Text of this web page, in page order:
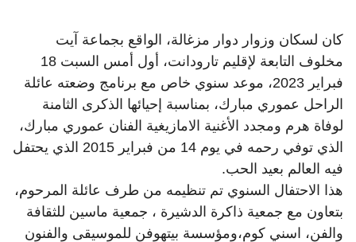
كان لسكان وزوار دوار مزغالة، الواقع بجماعة آيت
مخلوف التابعة لإقليم تارودانت، أول أمس السبت 18
فبراير 2023، موعد سنوي خاص مع برنامج وضعته عائلة
الراحل عموري مبارك، بمناسبة إحيائها الذكرى الثامنة
لوفاة هرم ومجدد الأغنية الامازيغية الفنان عموري مبارك،
الذي توفي رحمه في يوم 14 من فبراير 2015 الذي يحتفل
فيه العالم بعيد الحب.
هذا الاحتفال السنوي تم تنظيمه من طرف عائلة المرحوم،
بتعاون مع جمعية ذاكرة الدشيرة ، جمعية ماسين للثقافة
والفن، اسني كوم،ومؤسسة بيتهوفن للموسيقى والفنون